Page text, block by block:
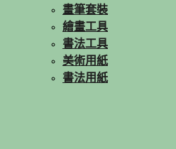
畫筆套裝
繪畫工具
書法工具
美術用紙
書法用紙